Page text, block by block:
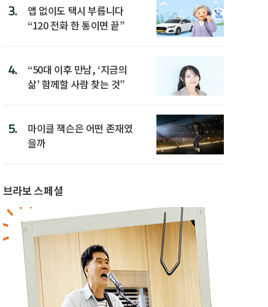
3.
앱 없이도 택시 부릅니다
“120 전화 한 통이면 끝”
4.
“50대 이후 만남, ‘지금의
삶’ 함께할 사람 찾는 것”
5.
마이클 잭슨은 어떤 존재였
을까
브라보 스페셜